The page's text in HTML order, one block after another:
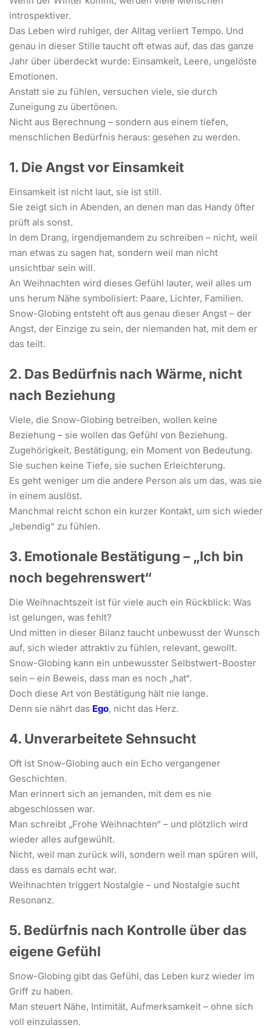
introspektiver.
Das Leben wird ruhiger, der Alltag verliert Tempo. Und
genau in dieser Stille taucht oft etwas auf, das das ganze
Jahr über überdeckt wurde: Einsamkeit, Leere, ungelöste
Emotionen.
Anstatt sie zu fühlen, versuchen viele, sie durch
Zuneigung zu übertönen.
Nicht aus Berechnung – sondern aus einem tiefen,
menschlichen Bedürfnis heraus: gesehen zu werden.
1. Die Angst vor Einsamkeit
Einsamkeit ist nicht laut, sie ist still.
Sie zeigt sich in Abenden, an denen man das Handy öfter
prüft als sonst.
In dem Drang, irgendjemandem zu schreiben – nicht, weil
man etwas zu sagen hat, sondern weil man nicht
unsichtbar sein will.
An Weihnachten wird dieses Gefühl lauter, weil alles um
uns herum Nähe symbolisiert: Paare, Lichter, Familien.
Snow-Globing entsteht oft aus genau dieser Angst – der
Angst, der Einzige zu sein, der niemanden hat, mit dem er
das teilt.
2. Das Bedürfnis nach Wärme, nicht
nach Beziehung
Viele, die Snow-Globing betreiben, wollen keine
Beziehung – sie wollen das Gefühl von Beziehung.
Zugehörigkeit, Bestätigung, ein Moment von Bedeutung.
Sie suchen keine Tiefe, sie suchen Erleichterung.
Es geht weniger um die andere Person als um das, was sie
in einem auslöst.
Manchmal reicht schon ein kurzer Kontakt, um sich wieder
„lebendig“ zu fühlen.
3. Emotionale Bestätigung – „Ich bin
noch begehrenswert“
Die Weihnachtszeit ist für viele auch ein Rückblick: Was
ist gelungen, was fehlt?
Und mitten in dieser Bilanz taucht unbewusst der Wunsch
auf, sich wieder attraktiv zu fühlen, relevant, gewollt.
Snow-Globing kann ein unbewusster Selbstwert-Booster
sein – ein Beweis, dass man es noch „hat“.
Doch diese Art von Bestätigung hält nie lange.
Denn sie nährt das Ego, nicht das Herz.
4. Unverarbeitete Sehnsucht
Oft ist Snow-Globing auch ein Echo vergangener
Geschichten.
Man erinnert sich an jemanden, mit dem es nie
abgeschlossen war.
Man schreibt „Frohe Weihnachten“ – und plötzlich wird
wieder alles aufgewühlt.
Nicht, weil man zurück will, sondern weil man spüren will,
dass es damals echt war.
Weihnachten triggert Nostalgie – und Nostalgie sucht
Resonanz.
5. Bedürfnis nach Kontrolle über das
eigene Gefühl
Snow-Globing gibt das Gefühl, das Leben kurz wieder im
Griff zu haben.
Man steuert Nähe, Intimität, Aufmerksamkeit – ohne sich
voll einzulassen.